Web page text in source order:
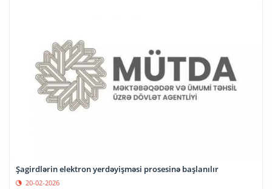
Şagirdlərin elektron yerdəyişməsi prosesinə başlanılır
20-02-2026